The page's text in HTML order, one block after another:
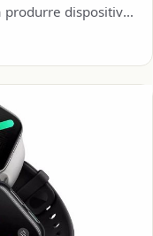
produrre dispositivi